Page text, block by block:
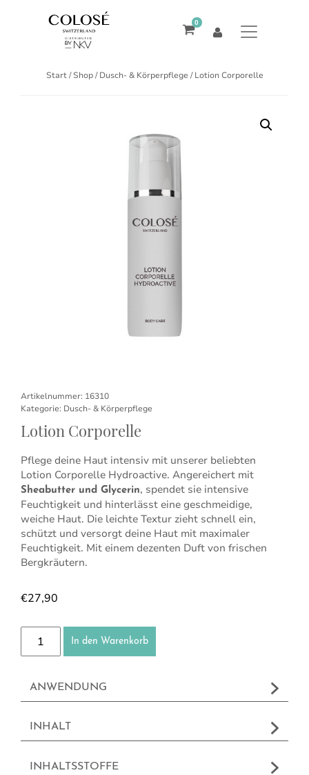
0
Start/Shop/Dusch- & Körperpflege / Lotion Corporelle
Artikelnummer: 16310
Kategorie: Dusch- & Körperpflege
Lotion Corporelle
Pflege deine Haut intensiv mit unserer beliebten
Lotion Corporelle Hydroactive. Angereichert mit
Sheabutter und Glycerin, spendet sie intensive
Feuchtigkeit und hinterlässt eine geschmeidige,
weiche Haut. Die leichte Textur zieht schnell ein,
schützt und versorgt deine Haut mit maximaler
Feuchtigkeit. Mit einem dezenten Duft von frischen
Bergkräutern.
€27,90
Lotion Corporelle Menge
In den Warenkorb
ANWENDUNG
INHALT
INHALTSSTOFFE